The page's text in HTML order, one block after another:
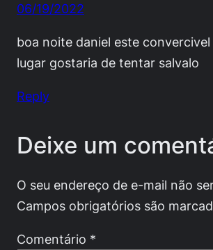
06/19/2022
boa noite daniel este
lugar gostaria de tentar salvalo
Reply
Deixe um
O seu endereço de e-mail não
Campos obrigatórios são
Comentário *